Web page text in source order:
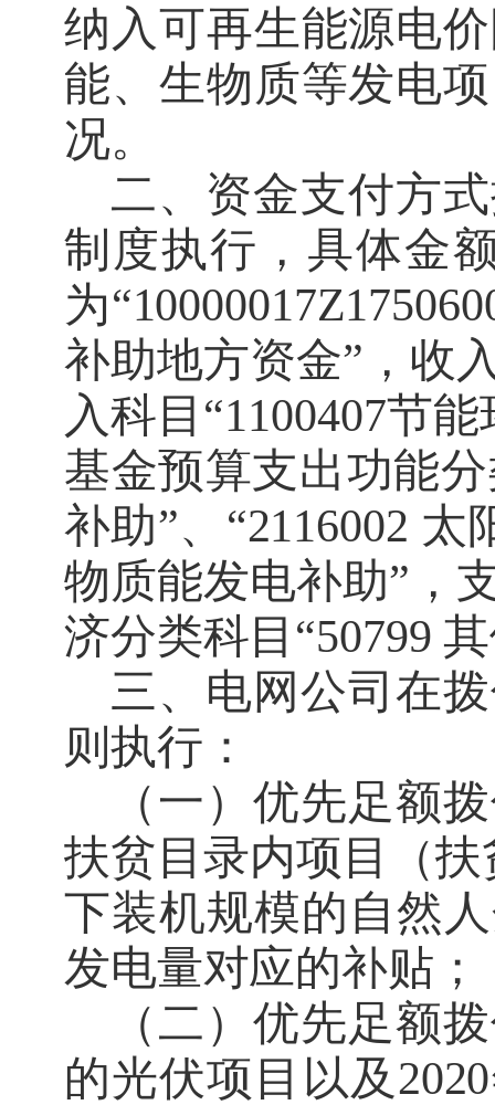
纳入可再生能源电
能、生物质等发电
况。
二、 资金支付方
制度执行，具体金
为“10000017
补助地方资金” ，收
入科目 “1100407节能
基金预算支出功能
补助”、 “2116002 太
物质能发电补助” ，
济分类科目 “50799
三、 电网公司在
则执行：
（一） 优先足额
扶贫 目录内项目（
下装机规模的自然
发电量对应的补贴 ；
（二）优先足额
的光伏项目 以及 2020